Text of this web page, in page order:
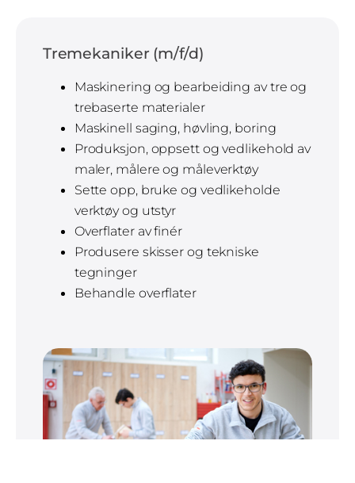
Tremekaniker (m/f/d)
Maskinering og bearbeiding av tre og
trebaserte materialer
Maskinell saging, høvling, boring
Produksjon, oppsett og vedlikehold av
maler, målere og måleverktøy
Sette opp, bruke og vedlikeholde
verktøy og utstyr
Overflater av finér
Produsere skisser og tekniske
tegninger
Behandle overflater